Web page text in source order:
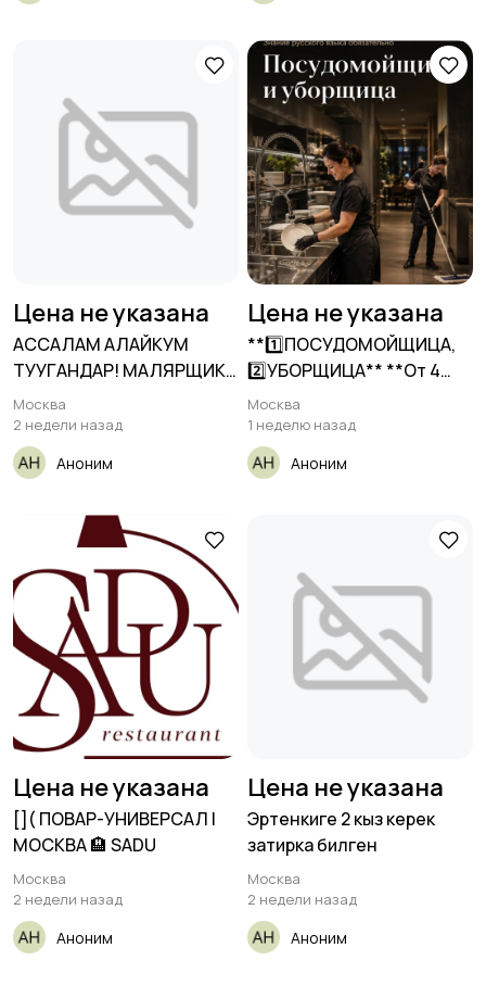
Цена не указана
АССАЛАМ АЛАЙКУМ
ТУУГАНДАР! МАЛЯРЩИКИ
ШПАКЛЕВКА КРАСКА!!!
Москва
2 недели назад
Аноним
Цена не указана
**1️⃣ПОСУДОМОЙЩИЦА,
2️⃣УБОРЩИЦА** **От 4
200₽/смена +
Москва
1 неделю назад
Аноним
Цена не указана
[​]( ПОВАР-УНИВЕРСАЛ |
МОСКВА 🏨 SADU
Москва
2 недели назад
Аноним
Цена не указана
Эртенкиге 2 кыз керек
затирка билген
Москва
2 недели назад
Аноним